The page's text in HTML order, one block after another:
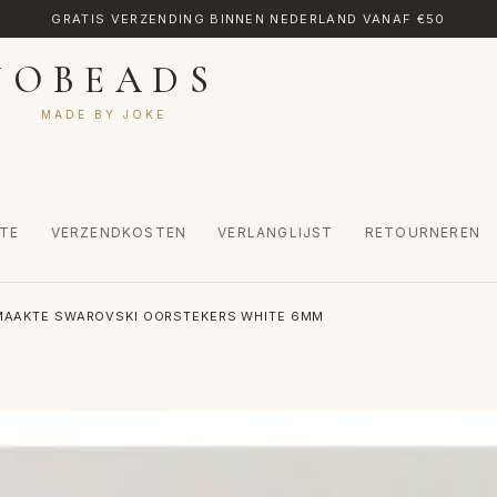
GRATIS VERZENDING BINNEN NEDERLAND VANAF €50
MADE BY JOKE
VERZENDKOSTEN VERLANGLIJST RETOURNEREN
MIJN ACCOUNT RETOURNEREN TRANSLATE VERLANGLIJST
SWAROVSKI OORSTEKERS WHITE 6MM